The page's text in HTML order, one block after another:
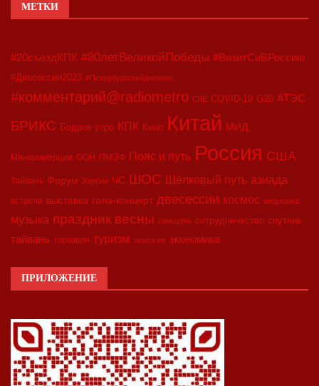
МЕТКИ
#20съездКПК #80летВеликойПобеды #ВизитСиВРоссию
#Двесессии2023 #Петербургскийдневник
#комментарий@radiometro CIIE COVID-19 G20 АТЭС
БРИКС Бодрое утро КПК Кино Китай МИД
Минкоммерции ООН ПМЭФ Пояс и путь Россия США
Тайвань Форум Харбин ЧС ШОС Шёлковый путь азиада
встреча выставка гала-концерт двесессии космос медицина
музыка праздник весны синьцзян сотрудничество спутник
тайвань торговля туризм экология экономика
ПРИЛОЖЕНИЕ